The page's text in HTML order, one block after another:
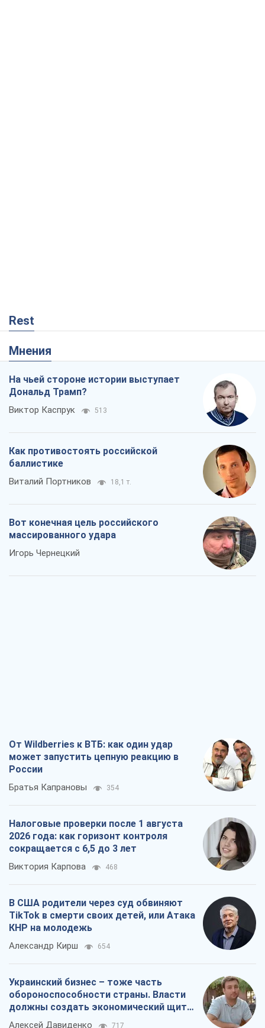
Rest
Мнения
На чьей стороне истории выступает
Дональд Трамп?
Виктор Каспрук 513
Как противостоять российской
баллистике
Виталий Портников 18,1 т.
Вот конечная цель российского
массированного удара
Игорь Чернецкий
От Wildberries к ВТБ: как один удар
может запустить цепную реакцию в
России
Братья Капрановы 354
Налоговые проверки после 1 августа
2026 года: как горизонт контроля
сокращается с 6,5 до 3 лет
Виктория Карпова 468
В США родители через суд обвиняют
TikTok в смерти своих детей, или Атака
КНР на молодежь
Александр Кирш 654
Украинский бизнес – тоже часть
обороноспособности страны. Власти
должны создать экономический щит
для компаний
Алексей Давиденко 717